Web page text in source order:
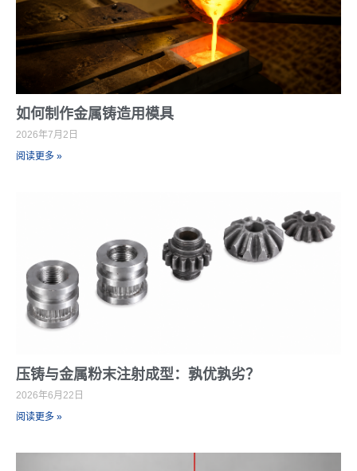
如何制作金属铸造用模具
2026年7月2日
阅读更多 »
压铸与金属粉末注射成型：孰优孰劣？
2026年6月22日
阅读更多 »